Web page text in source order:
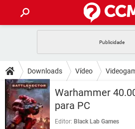
CELULAR
OUTLOOK
INSTAGRAM
GUIA DE COMPRAS
DICAS
JOGOS
CELULAR
OUTLOOK
DOWNLOADS
JOGOS
CELULAR
FÓRUM
Downloads Vídeo
Warhammer
para PC
Editor: Black Lab Games